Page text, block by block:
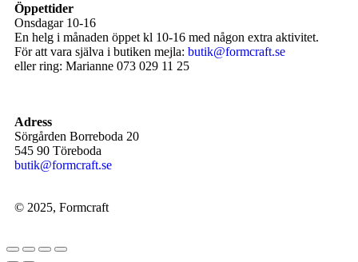
Öppettider
Onsdagar 10-16
En helg i månaden öppet kl 10-16 med någon extra aktivitet.
För att vara själva i butiken mejla: butik@formcraft.se
eller ring: Marianne 073 029 11 25
Adress
Sörgården Borreboda 20
545 90 Töreboda
butik@formcraft.se
© 2025, Formcraft